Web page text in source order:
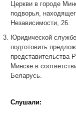
Церкви в городе
подворья,
Независимости, 26.
Юридической
подготовить
представительства
Минске в
Беларусь.
Слушали: